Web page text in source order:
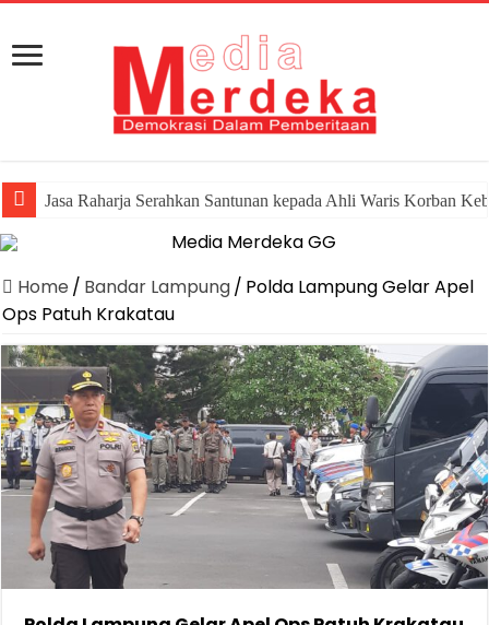
Jasa Raharja Serahkan Santunan kepada Ahli Waris Korban
Home / Bandar Lampung/ Polda Lampung Gelar Apel
Ops Patuh Krakatau